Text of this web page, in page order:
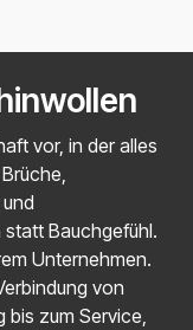
vor, in der alles
Bauchgefühl.
Unternehmen.
von
bis zum Service,